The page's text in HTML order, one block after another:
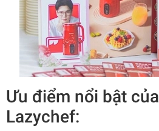
Ưu điểm nổi bật
Lazychef: